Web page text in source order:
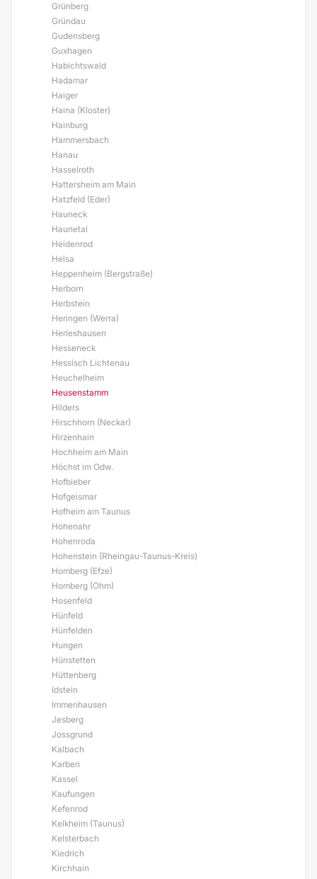
Grünberg
Gründau
Gudensberg
Guxhagen
Habichtswald
Hadamar
Haiger
Haina (Kloster)
Hainburg
Hammersbach
Hanau
Hasselroth
Hattersheim am Main
Hatzfeld (Eder)
Hauneck
Haunetal
Heidenrod
Helsa
Heppenheim (Bergstraße)
Herborn
Herbstein
Heringen (Werra)
Herleshausen
Hesseneck
Hessisch Lichtenau
Heuchelheim
Heusenstamm
Hilders
Hirschhorn (Neckar)
Hirzenhain
Hochheim am Main
Höchst im Odw.
Hofbieber
Hofgeismar
Hofheim am Taunus
Hohenahr
Hohenroda
Hohenstein (Rheingau-Taunus-Kreis)
Homberg (Efze)
Homberg (Ohm)
Hosenfeld
Hünfeld
Hünfelden
Hungen
Hünstetten
Hüttenberg
Idstein
Immenhausen
Jesberg
Jossgrund
Kalbach
Karben
Kassel
Kaufungen
Kefenrod
Kelkheim (Taunus)
Kelsterbach
Kiedrich
Kirchhain